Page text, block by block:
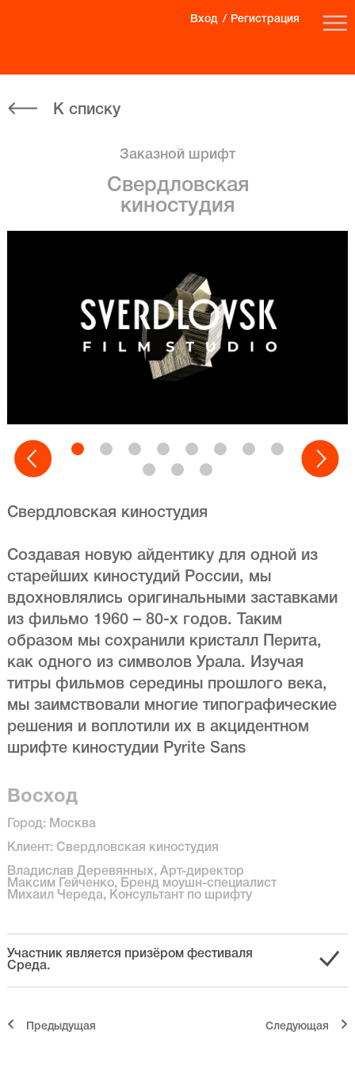
Вход Регистрация
К списку
Заказной шрифт
Свердловская
киностудия
Свердловская киностудия
Создавая новую айдентику для одной из
старейших киностудий России, мы
вдохновлялись оригинальными заставками
из фильмо 1960 – 80-х годов. Таким
образом мы сохранили кристалл Перита,
как одного из символов Урала. Изучая
титры фильмов середины прошлого века,
мы заимствовали многие типографические
решения и воплотили их в акцидентном
шрифте киностудии Pyrite Sans
Восход
Город: Москва
Клиент: Свердловская киностудия
Владислав Деревянных, Арт-директор
Максим Гейченко, Бренд моушн-специалист
Михаил Череда, Консультант по шрифту
Участник является призёром фестиваля
Среда.
Предыдущая Cледующая